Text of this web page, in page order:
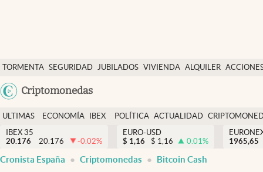
TORMENTA SEGURIDAD JUBILADOS VIVIENDA ALQUILER
USA
Criptomonedas
Economía y finanzas
Política
Actualidad
Criptomonedas
España
ULTIMAS
NOTICIAS
ECONOMÍA
FINANZAS
IBEX
EURO
POLÍTICA ACTUALIDAD
IBEX 35
20.176
20.176 -0.02%
EURO-USD
$ 1,16 $ 1,16 0.01%
1965,65
Cronista España Criptomonedas Bitcoin Cash